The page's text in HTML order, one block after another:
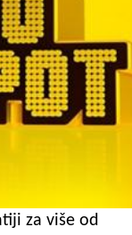
za više od